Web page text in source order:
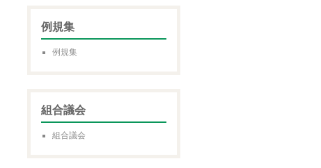
例規集
例規集
組合議会
組合議会